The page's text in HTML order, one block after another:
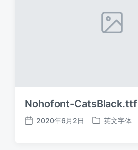
Nohofont-CatsBlack.ttf
发
2020年6月2日
发
英文字体